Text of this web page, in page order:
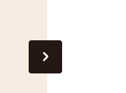
じゅわっと旬の味わい！
ナスの焼きびたし